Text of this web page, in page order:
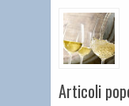
Articoli